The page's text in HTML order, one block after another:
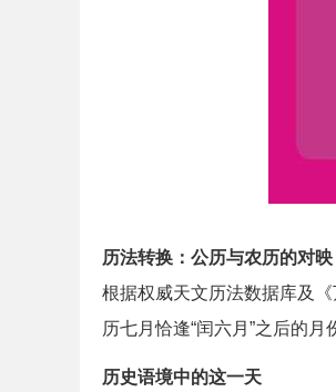
历法转换：公历与农历的对映
根据权威天文历法数据库及
历七月恰逢“闰六月”之后的
历史语境中的这一天